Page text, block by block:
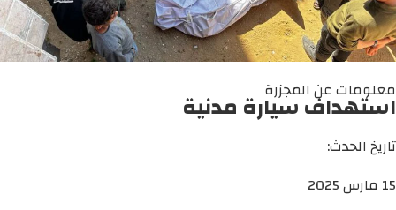
معلومات عن المجزرة
استهداف سيارة مدنية
تاريخ الحدث:
15 مارس 2025